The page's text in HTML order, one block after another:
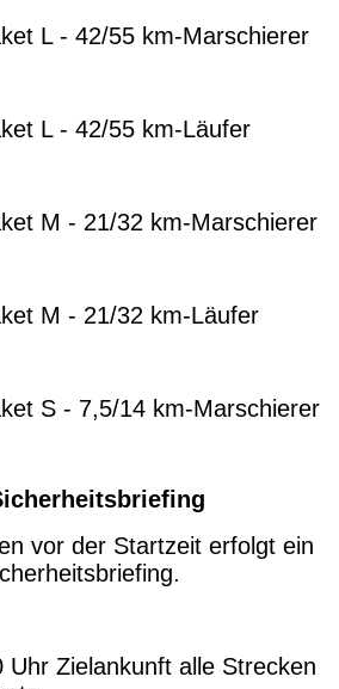
L - 42/55 km-Marschierer
L - 42/55 km-Läufer
M - 21/32 km-Marschierer
M - 21/32 km-Läufer
S - 7,5/14 km-Marschierer
vor der Startzeit erfolgt ein
Zielankunft alle Strecken